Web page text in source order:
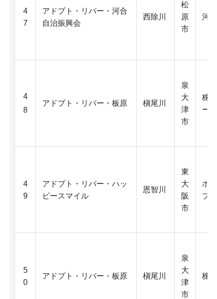
4
7
アドプト・リバー・河合
自治振興会
西除川
松
原
市
河
4
8
アドプト・リバー・板原 槇尾川
泉
大
津
市
株
ー
4
9
アドプト・リバー・ハッ
ピースマイル
恩智川
東
大
阪
市
ボ
プ
5
0
アドプト・リバー・板原 槇尾川
泉
大
津
市
株